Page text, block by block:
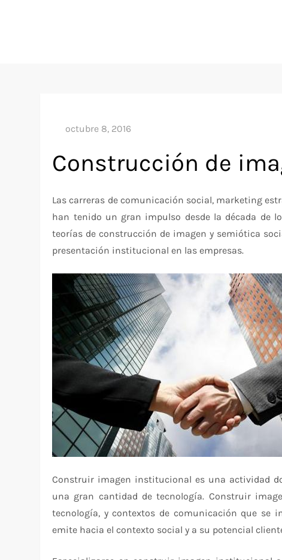
Construcción de
Las carreras de comunicación social, marketing
han tenido un gran impulso desde la década de
teorías de construcción de imagen y semiótica
presentación institucional en las empresas.
Construir imagen institucional es una actividad
una gran cantidad de tecnología. Construir
tecnología, y contextos de comunicación que se
emite hacia el contexto social y a su potencial